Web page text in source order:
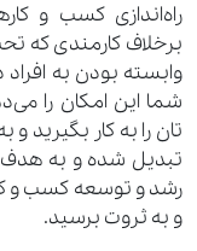
راه‌اندازی کسب و
برخلاف کارمندی که
وابسته بودن به افراد
شما این امکان را
تان را به کار بگیرید
تبدیل شده و به
رشد و توسعه کسب و
و به ثروت برسید.